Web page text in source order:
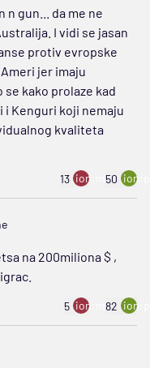
n gun... da me ne
I vidi se jasan
protiv evropske
jer imaju
kako prolaze kad
i Kenguri koji nemaju
kvaliteta
13 ion:minus
50
na 200miliona $ ,
5 ion:minus
82